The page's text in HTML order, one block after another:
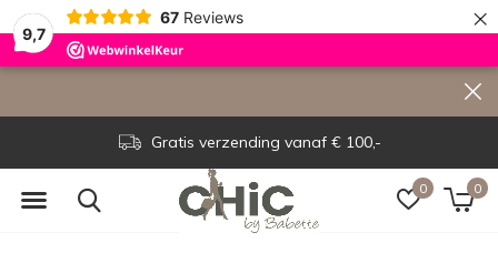
9,7
67 Reviews ×
0 0
Gratis verzending vanaf € 100,-